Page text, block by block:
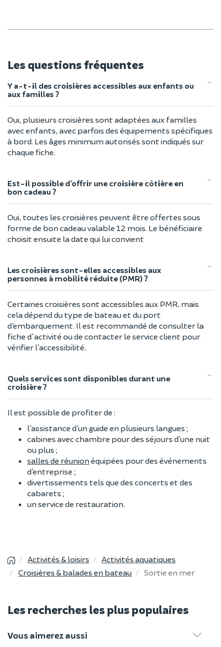
Les questions fréquentes
Y a-t-il des croisières accessibles aux enfants ou
aux familles ?
Oui, plusieurs croisières sont adaptées aux familles
avec enfants, avec parfois des équipements spécifiques
à bord. Les âges minimum autorisés sont indiqués sur
chaque fiche.
Est-il possible d’offrir une croisière côtière en
bon cadeau ?
Oui, toutes les croisières peuvent être offertes sous
forme de bon cadeau valable 12 mois. Le bénéficiaire
choisit ensuite la date qui lui convient
Les croisières sont-elles accessibles aux
personnes à mobilité réduite (PMR) ?
Certaines croisières sont accessibles aux PMR, mais
cela dépend du type de bateau et du port
d’embarquement. Il est recommandé de consulter la
fiche d'activité ou de contacter le service client pour
vérifier l’accessibilité.
Quels services sont disponibles durant une
croisière ?
Il est possible de profiter de :
l’assistance d’un guide en plusieurs langues ;
cabines avec chambre pour des séjours d’une nuit
ou plus ;
salles de réunionéquipées pour des événements
d’entreprise ;
divertissements tels que des concerts et des
cabarets ;
un service de restauration.
Activités & loisirs
Activités aquatiques
Croisières & balades en bateau
Sortie en mer
Les recherches les plus populaires
Vous aimerez aussi